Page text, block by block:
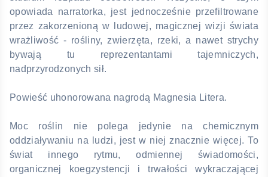
opowiada narratorka, jest jednocześnie przefiltrowane
przez zakorzenioną w ludowej, magicznej wizji świata
wrażliwość - rośliny, zwierzęta, rzeki, a nawet strychy
bywają tu reprezentantami tajemniczych,
nadprzyrodzonych sił.
Powieść uhonorowana nagrodą Magnesia Litera.
Moc roślin nie polega jedynie na chemicznym
oddziaływaniu na ludzi, jest w niej znacznie więcej. To
świat innego rytmu, odmiennej świadomości,
organicznej koegzystencji i trwałości wykraczającej